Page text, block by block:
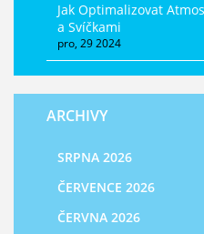
Jak Optimalizovat
a Svíčkami
pro, 29 2024
ARCHIVY
SRPNA 2026
ČERVENCE 2026
ČERVNA 2026